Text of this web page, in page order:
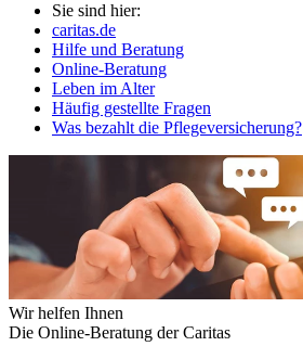
Sie sind hier:
caritas.de
Hilfe und Beratung
Online-Beratung
Leben im Alter
Häufig gestellte Fragen
Was bezahlt die Pflegeversicherung?
Wir helfen Ihnen
Die Online-Beratung der Caritas